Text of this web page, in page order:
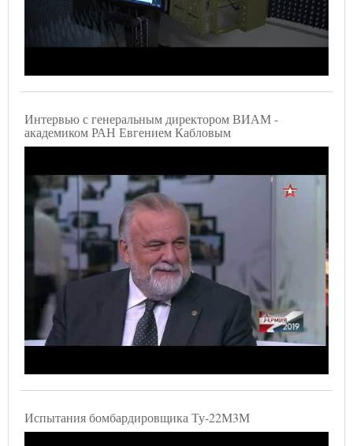
Интервью с генеральным директором ВИАМ -
академиком РАН Евгением Кабловым
Испытания бомбардировщика Ту-22М3М